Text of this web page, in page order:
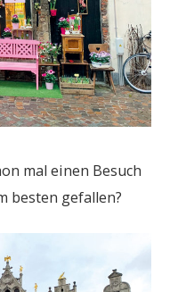
mal einen Besuch
besten gefallen?